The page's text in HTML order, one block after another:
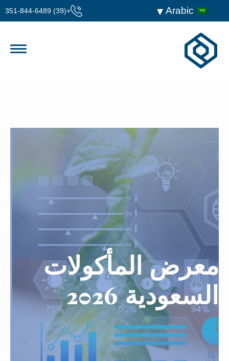
+(39) 351-844-6489
معرض المأكولات
السعودية 2026